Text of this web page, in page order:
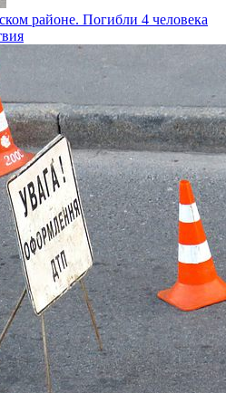
районе. Погибли 4 человека